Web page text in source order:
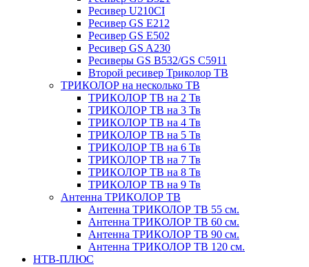
Ресивер U210CI
Ресивер GS E212
Ресивер GS E502
Ресивер GS A230
Ресиверы GS B532/GS C5911
Второй ресивер Триколор ТВ
ТРИКОЛОР на несколько ТВ
ТРИКОЛОР ТВ на 2 Тв
ТРИКОЛОР ТВ на 3 Тв
ТРИКОЛОР ТВ на 4 Тв
ТРИКОЛОР ТВ на 5 Тв
ТРИКОЛОР ТВ на 6 Тв
ТРИКОЛОР ТВ на 7 Тв
ТРИКОЛОР ТВ на 8 Тв
ТРИКОЛОР ТВ на 9 Тв
Антенна ТРИКОЛОР ТВ
Антенна ТРИКОЛОР ТВ 55 см.
Антенна ТРИКОЛОР ТВ 60 см.
Антенна ТРИКОЛОР ТВ 90 см.
Антенна ТРИКОЛОР ТВ 120 см.
НТВ-ПЛЮС